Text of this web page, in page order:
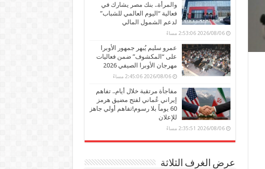
والمرأة.. بنك مصر يشارك في
فعالية “اليوم العالمي للشباب”
لدعم الشمول المالي
2026/08/06 2:53:06 مساءً
عمرو سليم يُبهر جمهور الأوبرا
على “المكشوف” ضمن فعاليات
مهرجان الأوبرا الصيفي 2026
2026/08/06 2:45:06 مساءً
مفاجأة مرتقبة خلال أيام.. تفاهم
إيراني عُماني لفتح مضيق هرمز
60 يوماً بلا رسوم!تفاهم أولي جاهز
للإعلان
2026/08/06 2:35:51 مساءً
عرض الغرف الثلاثة